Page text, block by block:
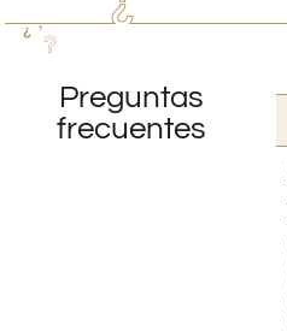
Preguntas
frecuentes